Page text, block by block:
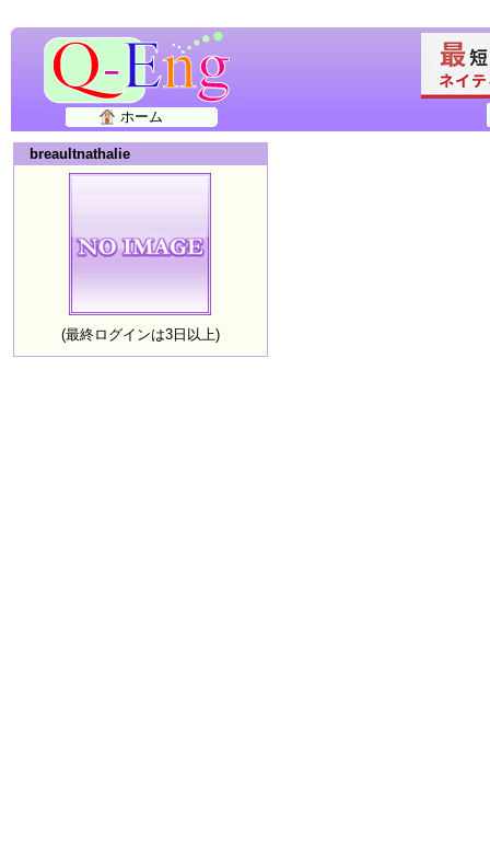
ホーム
breaultnathalie
(最終ログインは3日以上)